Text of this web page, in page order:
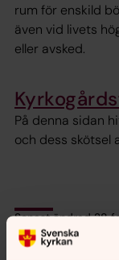
rum för enskild
även vid livets
eller avsked.
På denna sidan
och dess skötsel
Senast ändrad 28
Synpunkter
innehåll?